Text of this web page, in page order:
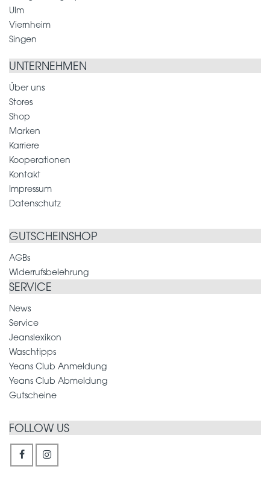
Ulm
Viernheim
Singen
UNTERNEHMEN
Über uns
Stores
Shop
Marken
Karriere
Kooperationen
Kontakt
Impressum
Datenschutz
GUTSCHEINSHOP
AGBs
Widerrufsbelehrung
SERVICE
News
Service
Jeanslexikon
Waschtipps
Yeans Club Anmeldung
Yeans Club Abmeldung
Gutscheine
FOLLOW US